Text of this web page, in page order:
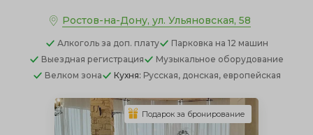
Ростов-на-Дону, ул. Ульяновская, 58
Алкоголь за доп. плату Парковка на 12 машин
Выездная регистрация
Музыкальное оборудование
Велком зона
Кухня: Русская, донская, европейская
Подарок за бронирование